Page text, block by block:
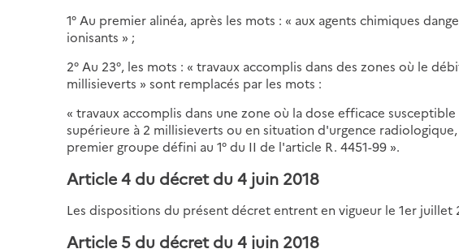
1° Au premier alinéa, après les mots : « aux agents chimiques
ionisants » ;
2° Au 23°, les mots : « travaux accomplis dans des zones où le
millisieverts » sont remplacés par les mots :
« travaux accomplis dans une zone où la dose efficace
supérieure à 2 millisieverts ou en situation d'urgence
premier groupe défini au 1° du II de l'article R. 4451-99 ».
Article 4 du décret du 4 juin 2018
Les dispositions du présent décret entrent en vigueur le 1er juillet
Article 5 du décret du 4 juin 2018